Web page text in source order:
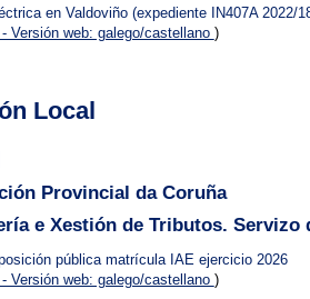
en Valdoviño (expediente IN407A 2022/
- Versión web: galego/castellano )
Local
Provincial da Coruña
e Xestión de Tributos. Servizo
pública matrícula IAE ejercicio 2026
- Versión web: galego/castellano )